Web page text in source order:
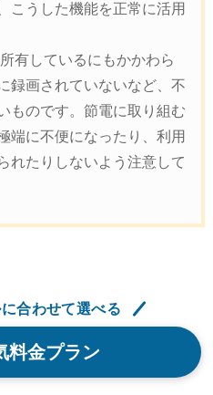
こうした機能を正常に活用
有しているにもかかわら
録画されていないなど、不
ものです。節電に取り組む
端に不便になったり、利用
れたりしないよう注意して
合わせて選べる
料金プラン